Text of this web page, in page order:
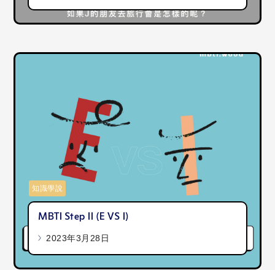
MBTI Step II (E VS I)
2023年3月28日
知識學說